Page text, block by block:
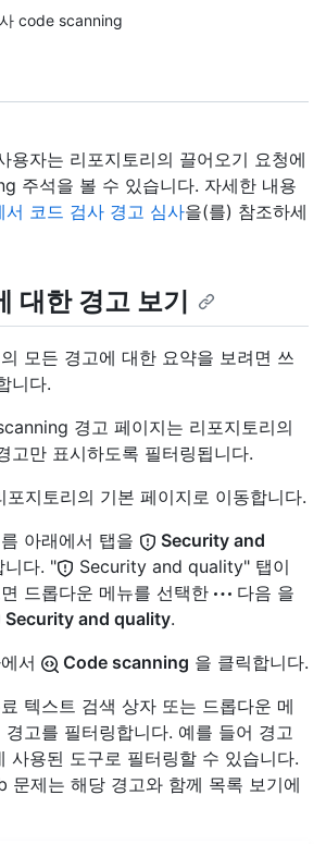
code scanning
용자는 리포지토리의 끌어오기 요청에
주석을 볼 수 있습니다. 자세한 내용
서 코드 검사 경고 심사을(를) 참조하세
대한 경고 보기
모든 경고에 대한 요약을 보려면 쓰
니다.
경고 페이지는 리포지토리의
고만 표시하도록 필터링됩니다.
지토리의 기본 페이지로 이동합니다.
아래에서 탭을
Security and
니다. "
Security and quality" 탭이
드롭다운 메뉴를 선택한
다음 을
Security and quality.
서
Code scanning 을 클릭합니다.
텍스트 검색 상자 또는 드롭다운 메
경고를 필터링합니다. 예를 들어 경고
사용된 도구로 필터링할 수 있습니다.
문제는 해당 경고와 함께 목록 보기에